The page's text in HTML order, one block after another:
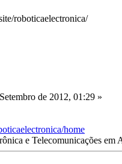
roboticaelectronica/
de 2012, 01:29 »
home
e Telecomunicações em